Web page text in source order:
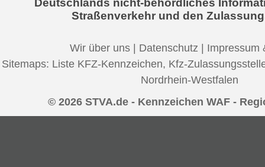
Deutschlands nicht-behördliches
Straßenverkehr und den
Wir über uns | Datenschutz | Impressum
Sitemaps: Liste KFZ-Kennzeichen, Kfz-
Nordrhein-Westfalen
© 2026 STVA.de - Kennzeichen WAF -